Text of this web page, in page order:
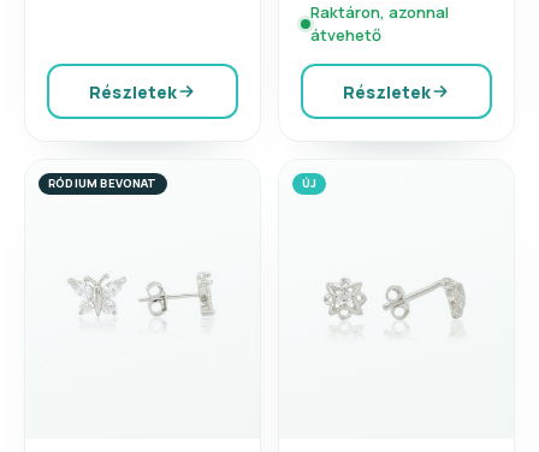
Részletek
Raktáron, azonnal
átvehető
Részletek
RÓDIUM BEVONAT ÚJ